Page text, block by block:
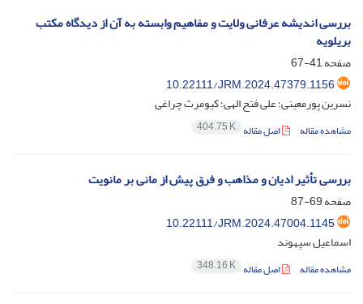
بررسی اندیشه عرفانی ولایت و مفاهیم وابسته به آن از دیدگاه مکتب
بریلویه
صفحه41-67
10.22111/JRM.2024.47379.1156
نسرین پورمعینی؛ علی فتح الهی؛ کیومرث چراغی
مشاهده مقاله اصل مقاله 404.75 K
بررسی تأثیر ادیان و مذاهب و فرق پیش از مانی بر مانویت
صفحه69-87
10.22111/JRM.2024.47004.1145
اسماعیل سپهوند
مشاهده مقاله اصل مقاله 348.16 K